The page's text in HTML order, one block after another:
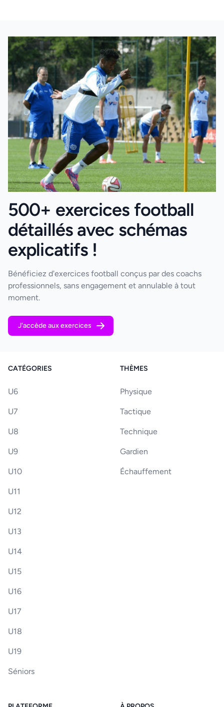
500+ exercices football
détaillés avec schémas
explicatifs !
Bénéficiez d'exercices football conçus par des coachs
professionnels, sans engagement et annulable à tout
moment.
J'accède aux exercices
CATÉGORIES
U6
U7
U8
U9
U10
U11
U12
U13
U14
U15
U16
U17
U18
U19
Séniors
THÈMES
Physique
Tactique
Technique
Gardien
Échauffement